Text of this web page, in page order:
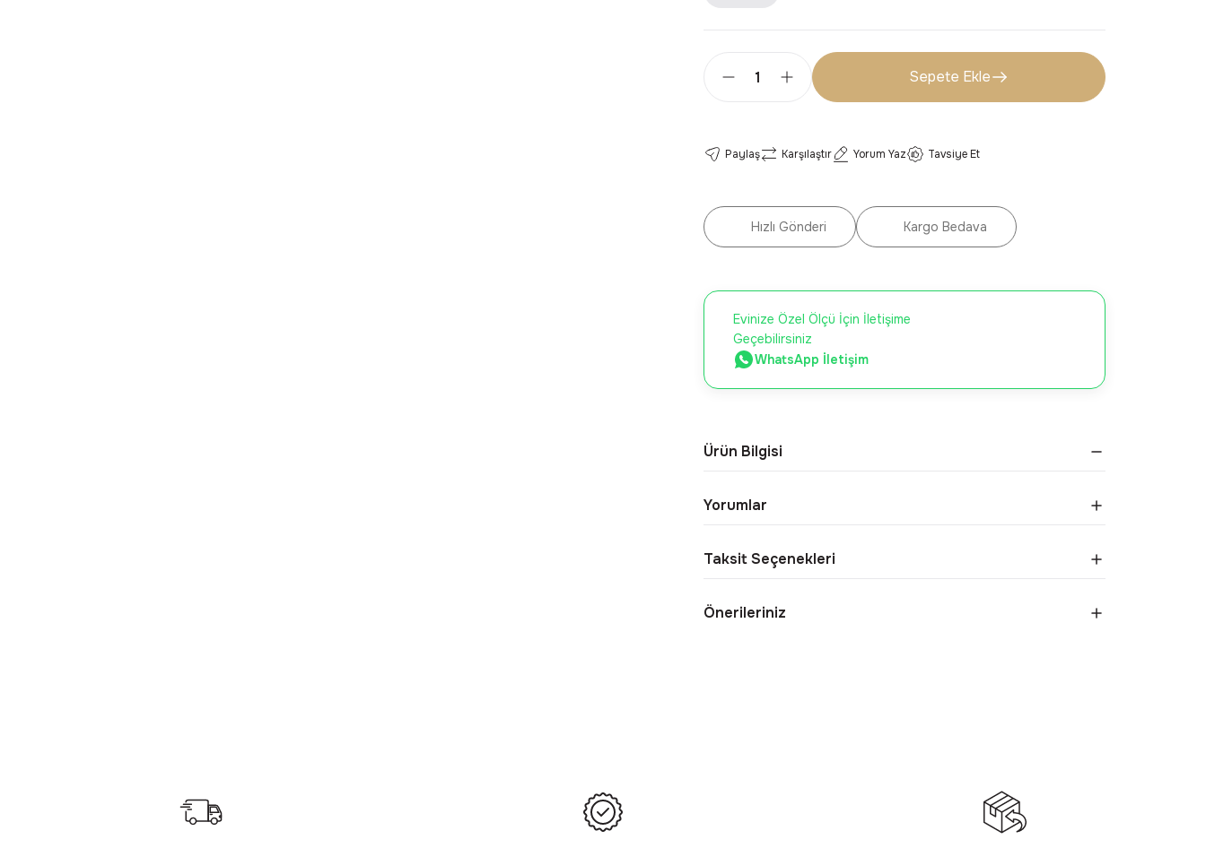
Sepete Ekle
Paylaş Karşılaştır Yorum Yaz Tavsiye Et
Hızlı Gönderi Kargo Bedava
Evinize Özel Ölçü İçin İletişime
Geçebilirsiniz
WhatsApp İletişim
Ürün Bilgisi
Yorumlar
Taksit Seçenekleri
Önerileriniz